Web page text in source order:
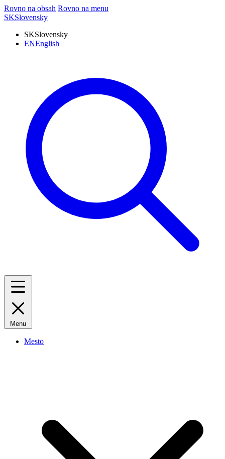
Rovno na obsah Rovno na menu
SKSlovensky
SKSlovensky
ENEnglish
Menu
Mesto